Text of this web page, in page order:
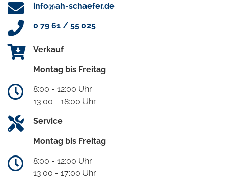
info@ah-schaefer.de
0 79 61 / 55 025
Verkauf
Montag bis Freitag
8:00 - 12:00 Uhr
13:00 - 18:00 Uhr
Service
Montag bis Freitag
8:00 - 12:00 Uhr
13:00 - 17:00 Uhr